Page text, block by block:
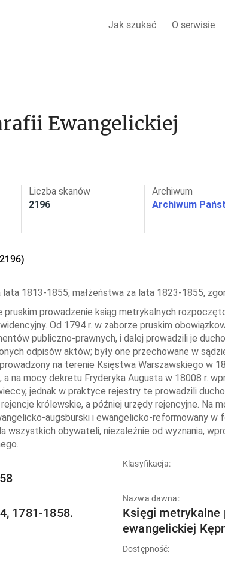
Jak szukać O serwisie
Ewangelickiej
Liczba skanów
2196
Archiwum
Archiwum
lata 1813-1855, małżeństwa za lata 1823-1855,
pruskim prowadzenie ksiąg metrykalnych
Od 1794 r. w zaborze pruskim
publiczno-prawnych, i dalej prowadzili je
odpisów aktów; były one przechowane w
na terenie Księstwa Warszawskiego w
a na mocy dekretu Fryderyka Augusta w 18008 r.
jednak w praktyce rejestry te prowadzili
królewskie, a później urzędy rejencyjne. Na
augsburski i ewangelicko-reformowany
wszystkich obywateli, niezależnie od wyznania,
Klasyfikacja:
1781-1858.
Nazwa dawna:
Księgi metrykalne
ewangelickiej
Dostępność: